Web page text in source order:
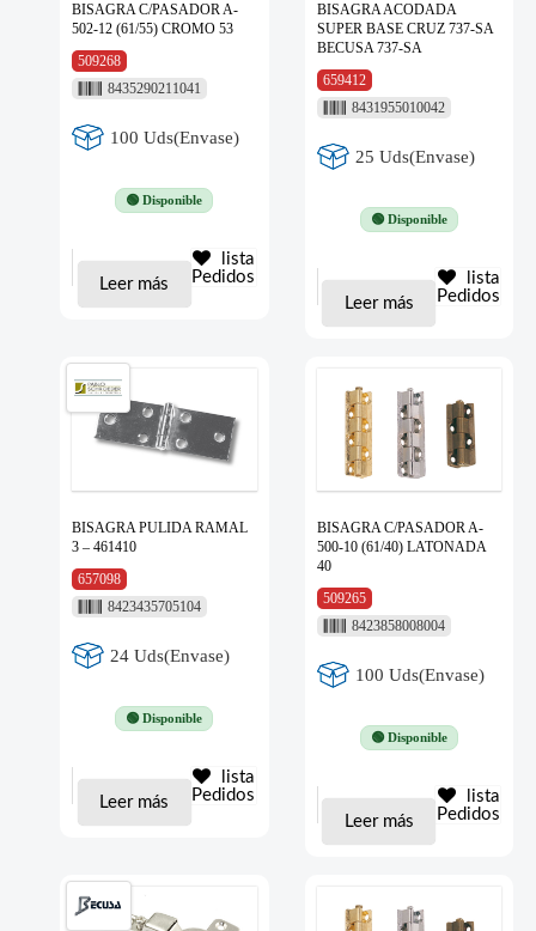
BISAGRA C/PASADOR A-
502-12 (61/55) CROMO 53
509268
8435290211041
100 Uds(Envase)
🟢 Disponible
Leer más
lista
Pedidos
BISAGRA ACODADA
SUPER BASE CRUZ 737-SA
BECUSA 737-SA
659412
8431955010042
25 Uds(Envase)
🟢 Disponible
Leer más
lista
Pedidos
BISAGRA PULIDA RAMAL
3 – 461410
657098
8423435705104
24 Uds(Envase)
🟢 Disponible
Leer más
lista
Pedidos
BISAGRA C/PASADOR A-
500-10 (61/40) LATONADA
40
509265
8423858008004
100 Uds(Envase)
🟢 Disponible
Leer más
lista
Pedidos